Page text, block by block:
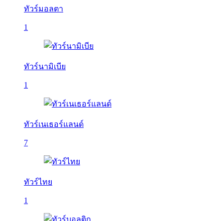
ทัวร์มอลตา
1
ทัวร์นามิเบีย
1
ทัวร์เนเธอร์แลนด์
7
ทัวร์ไทย
1